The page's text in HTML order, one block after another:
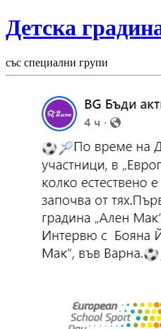
Детска
със специални групи